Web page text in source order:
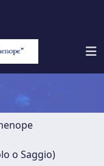
o Saggio)